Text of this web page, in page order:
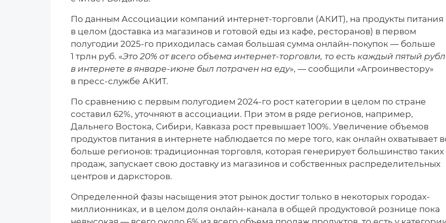
По данным Ассоциации компаний интернет-торговли (АКИТ), на продукты питания
в целом (доставка из магазинов и готовой еды из кафе, ресторанов) в первом
полугодии 2025-го приходилась самая большая сумма онлайн-покупок — больше
1 трлн руб. «Это 20% от всего объема интернет-торговли, то есть каждый пятый
в интернете в январе-июне был потрачен на еду», — сообщили «Агроинвестору»
в пресс-службе АКИТ.
По сравнению с первым полугодием 2024-го рост категории в целом по стране
составил 62%, уточняют в ассоциации. При этом в ряде регионов, например,
Дальнего Востока, Сибири, Кавказа рост превышает 100%. Увеличение объемов
продуктов питания в интернете наблюдается по мере того, как онлайн охватывает
больше регионов: традиционная торговля, которая генерирует большинство таких
продаж, запускает свою доставку из магазинов и собственных распределительных
центров и дарксторов.
Определенной фазы насыщения этот рынок достиг только в некоторых городах-
миллионниках, и в целом доля онлайн-канала в общей продуктовой рознице пока